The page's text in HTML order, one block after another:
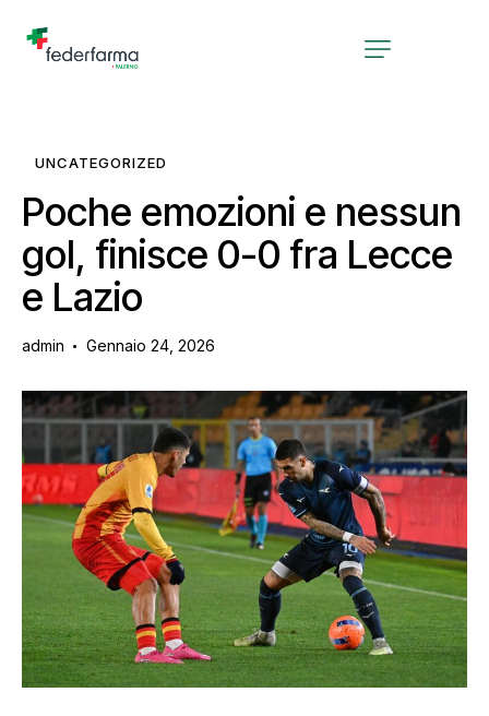
UNCATEGORIZED
Poche emozioni e nessun
gol, finisce 0-0 fra Lecce
e Lazio
admin Gennaio 24, 2026